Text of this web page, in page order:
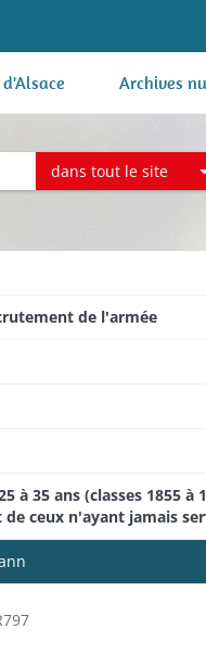
Archives
dans tout le site
de l'armée
à 35 ans (classes 1855
de ceux n'ayant jamais